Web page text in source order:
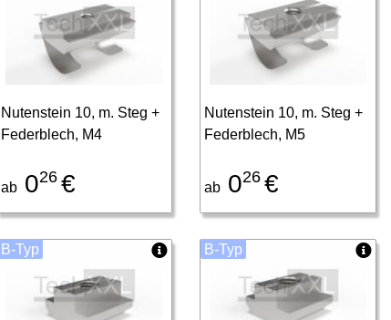
Nutenstein 10, m. Steg +
Federblech, M4
ab026 €
Nutenstein 10, m. Steg +
Federblech, M5
ab 026 €
B-Typ B-Typ